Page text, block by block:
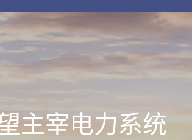
主宰电力系统